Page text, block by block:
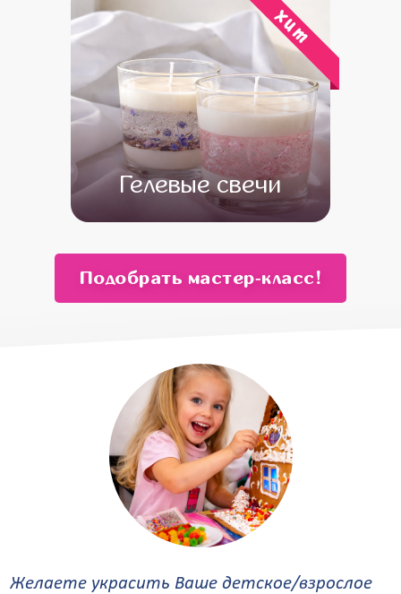
Гелевые свечи
хит
Подобрать мастер‑класс!
Желаете украсить Ваше детское/взрослое